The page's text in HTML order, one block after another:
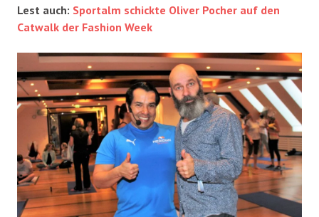
Lest auch: Sportalm schickte Oliver Pocher auf den
Catwalk der Fashion Week